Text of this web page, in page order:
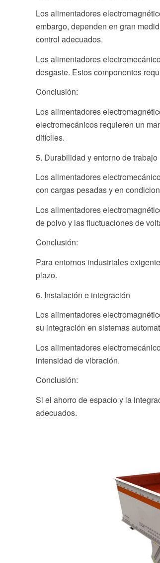
Los alimentadores
embargo, dependen en gran
control adecuados.
Los alimentadores
desgaste. Estos componentes
Conclusión:
Los alimentadores
electromecánicos requieren un
difíciles.
5. Durabilidad y entorno de trabajo
Los alimentadores
con cargas pesadas y en
Los alimentadores
de polvo y las fluctuaciones de
Conclusión:
Para entornos industriales
plazo.
6. Instalación e integración
Los alimentadores
su integración en sistemas
Los alimentadores
intensidad de vibración.
Conclusión:
Si el ahorro de espacio y la
adecuados.